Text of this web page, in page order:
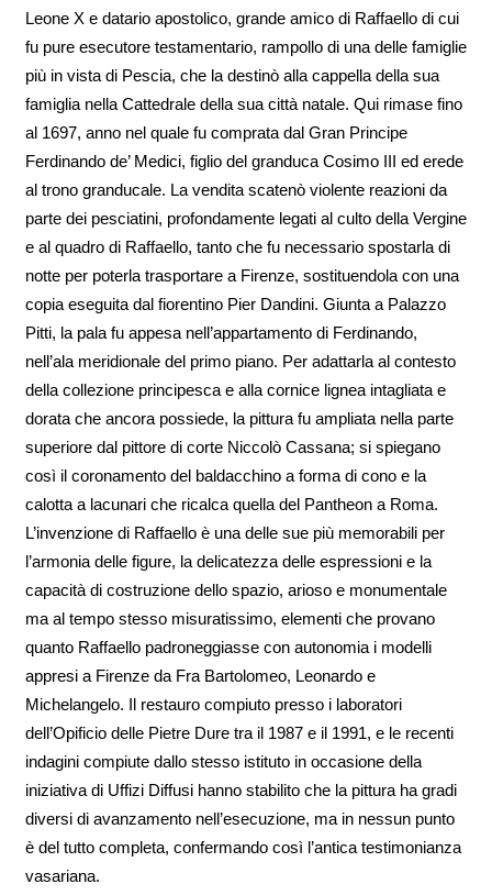
Leone X e datario apostolico, grande amico di Raffaello di cui
fu pure esecutore testamentario, rampollo di una delle famiglie
più in vista di Pescia, che la destinò alla cappella della sua
famiglia nella Cattedrale della sua città natale. Qui rimase fino
al 1697, anno nel quale fu comprata dal Gran Principe
Ferdinando de’ Medici, figlio del granduca Cosimo III ed erede
al trono granducale. La vendita scatenò violente reazioni da
parte dei pesciatini, profondamente legati al culto della Vergine
e al quadro di Raffaello, tanto che fu necessario spostarla di
notte per poterla trasportare a Firenze, sostituendola con una
copia eseguita dal fiorentino Pier Dandini. Giunta a Palazzo
Pitti, la pala fu appesa nell’appartamento di Ferdinando,
nell’ala meridionale del primo piano. Per adattarla al contesto
della collezione principesca e alla cornice lignea intagliata e
dorata che ancora possiede, la pittura fu ampliata nella parte
superiore dal pittore di corte Niccolò Cassana; si spiegano
così il coronamento del baldacchino a forma di cono e la
calotta a lacunari che ricalca quella del Pantheon a Roma.
L’invenzione di Raffaello è una delle sue più memorabili per
l’armonia delle figure, la delicatezza delle espressioni e la
capacità di costruzione dello spazio, arioso e monumentale
ma al tempo stesso misuratissimo, elementi che provano
quanto Raffaello padroneggiasse con autonomia i modelli
appresi a Firenze da Fra Bartolomeo, Leonardo e
Michelangelo. Il restauro compiuto presso i laboratori
dell’Opificio delle Pietre Dure tra il 1987 e il 1991, e le recenti
indagini compiute dallo stesso istituto in occasione della
iniziativa di Uffizi Diffusi hanno stabilito che la pittura ha gradi
diversi di avanzamento nell’esecuzione, ma in nessun punto
è del tutto completa, confermando così l’antica testimonianza
vasariana.